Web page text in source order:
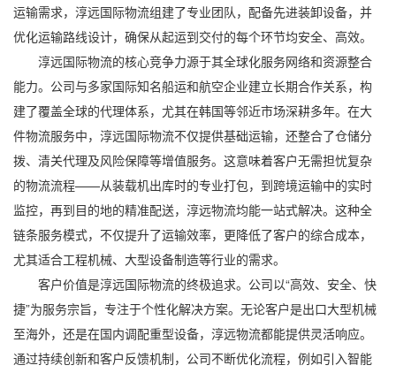
运输需求，淳远国际物流组建了专业团队，配备先进装卸设备，并
优化运输路线设计，确保从起运到交付的每个环节均安全、高效。
淳远国际物流的核心竞争力源于其全球化服务网络和资源整合
能力。公司与多家国际知名船运和航空企业建立长期合作关系，构
建了覆盖全球的代理体系，尤其在韩国等邻近市场深耕多年。在大
件物流服务中，淳远国际物流不仅提供基础运输，还整合了仓储分
拨、清关代理及风险保障等增值服务。这意味着客户无需担忧复杂
的物流流程——从装载机出库时的专业打包，到跨境运输中的实时
监控，再到目的地的精准配送，淳远物流均能一站式解决。这种全
链条服务模式，不仅提升了运输效率，更降低了客户的综合成本，
尤其适合工程机械、大型设备制造等行业的需求。
客户价值是淳远国际物流的终极追求。公司以“高效、安全、快
捷”为服务宗旨，专注于个性化解决方案。无论客户是出口大型机械
至海外，还是在国内调配重型设备，淳远物流都能提供灵活响应。
通过持续创新和客户反馈机制，公司不断优化流程，例如引入智能